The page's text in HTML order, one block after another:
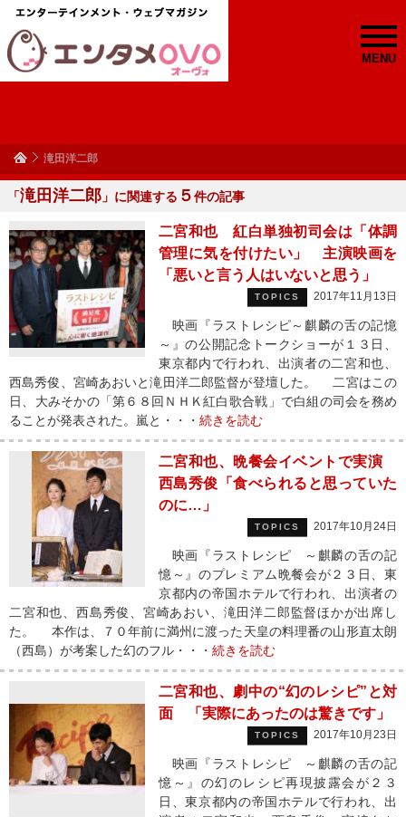
MENU
滝田洋二郎
「滝田洋二郎 」に関連する ５件の記事
二宮和也 紅白単独初司会は「体調
管理に気を付けたい」 主演映画を
「悪いと言う人はいないと思う」
TOPICS 2017年11月13日
映画『ラストレシピ～麒麟の舌の記憶
～』の公開記念トークショーが１３日、
東京都内で行われ、出演者の二宮和也、
西島秀俊、宮崎あおいと滝田洋二郎監督が登壇した。 二宮はこの
日、大みそかの「第６８回ＮＨＫ紅白歌合戦」で白組の司会を務め
ることが発表された。嵐と・・・ 続きを読む
二宮和也、晩餐会イベントで実演
西島秀俊「食べられると思っていた
のに…」
TOPICS 2017年10月24日
映画『ラストレシピ ～麒麟の舌の記
憶～』のプレミアム晩餐会が２３日、東
京都内の帝国ホテルで行われ、出演者の
二宮和也、西島秀俊、宮崎あおい、滝田洋二郎監督ほかが出席し
た。 本作は、７０年前に満州に渡った天皇の料理番の山形直太朗
（西島）が考案した幻のフル・・・ 続きを読む
二宮和也、劇中の“幻のレシピ”と対
面 「実際にあったのは驚きです」
TOPICS 2017年10月23日
映画『ラストレシピ ～麒麟の舌の記
憶～』の幻のレシピ再現披露会が２３
日、東京都内の帝国ホテルで行われ、出